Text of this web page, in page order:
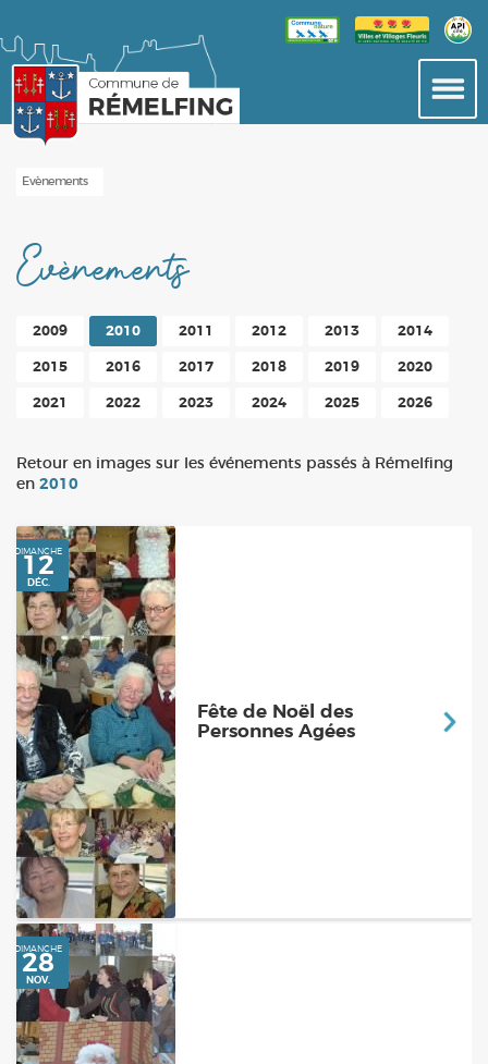
Evènements
Evènements
2009 2010 2011 2012 2013 2014
2015 2016 2017 2018 2019 2020
2021 2022 2023 2024 2025 2026
Retour en images sur les événements passés à Rémelfing
en 2010
DIMANCHE
12
DÉC.
Fête de Noël des
Personnes Agées